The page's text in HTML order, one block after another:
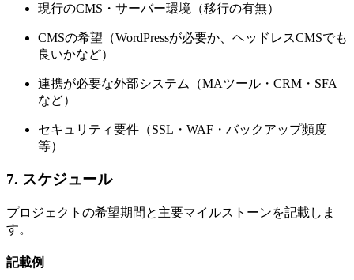
現行のCMS・サーバー環境（移行の有無）
CMSの希望（WordPressが必要か、ヘッドレスCMSでも
良いかなど）
連携が必要な外部システム（MAツール・CRM・SFA
など）
セキュリティ要件（SSL・WAF・バックアップ頻度
等）
7. スケジュール
プロジェクトの希望期間と主要マイルストーンを記載しま
す。
記載例